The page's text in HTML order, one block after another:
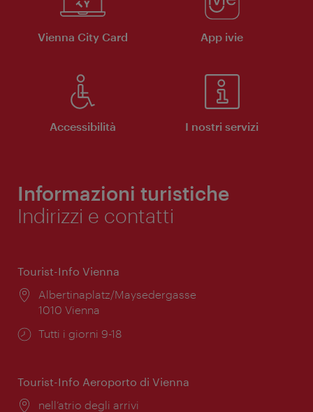
Vienna City Card App ivie
Accessibilità I nostri servizi
Informazioni turistiche
Indirizzi e contatti
Tourist-Info Vienna
Posizione:
Albertinaplatz/Maysedergasse
1010 Vienna
Orari
Tutti i giorni 9-18
Tourist-Info Aeroporto di Vienna
Posizione:
nell’atrio degli arrivi